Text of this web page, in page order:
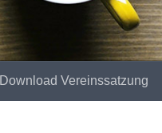
Download Vereinssatzung